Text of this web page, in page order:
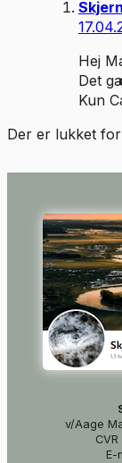
Hej
Det
Kun
Der er lukket
v/Aage
E-